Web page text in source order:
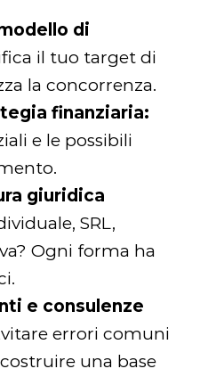
di
il tuo target di
la concorrenza.
finanziaria:
e le possibili
giuridica
SRL,
Ogni forma ha
e consulenze
errori comuni
una base